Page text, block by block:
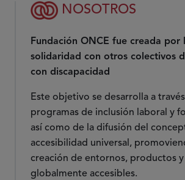
NOSOTROS
Fundación ONCE fue creada por
solidaridad con otros colectivos
con discapacidad
Este objetivo se desarrolla a
programas de inclusión laboral y
así como de la difusión del
accesibilidad universal,
creación de entornos, productos
globalmente accesibles.